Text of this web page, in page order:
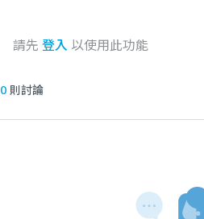
請先 登入 以使用此功能
0 則討論